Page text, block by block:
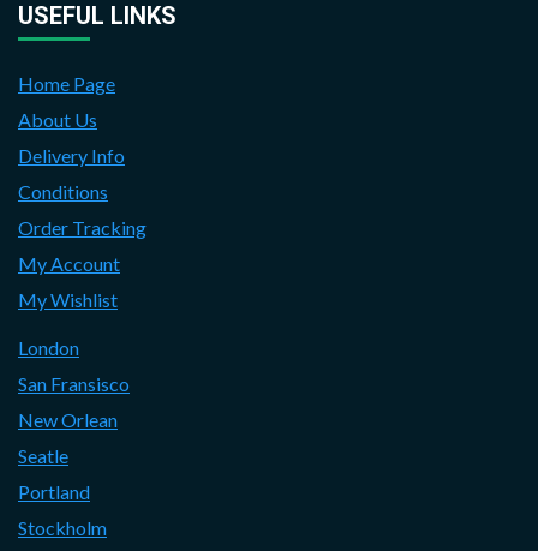
USEFUL LINKS
Home Page
About Us
Delivery Info
Conditions
Order Tracking
My Account
My Wishlist
London
San Fransisco
New Orlean
Seatle
Portland
Stockholm